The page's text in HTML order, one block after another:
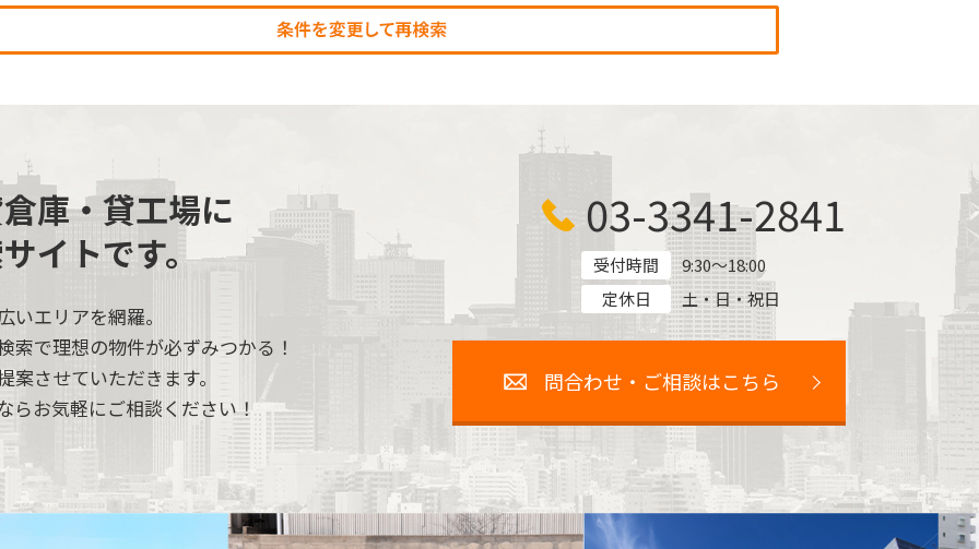
庫・貸工場に
イトです。
エリアを網羅。
で理想の物件が必ずみつかる！
させていただきます。
らお気軽にご相談ください！
03-3341-2841
受付時間
9:30～18:00
定休日
土・日・祝日
問合わせ・ご相談はこちら